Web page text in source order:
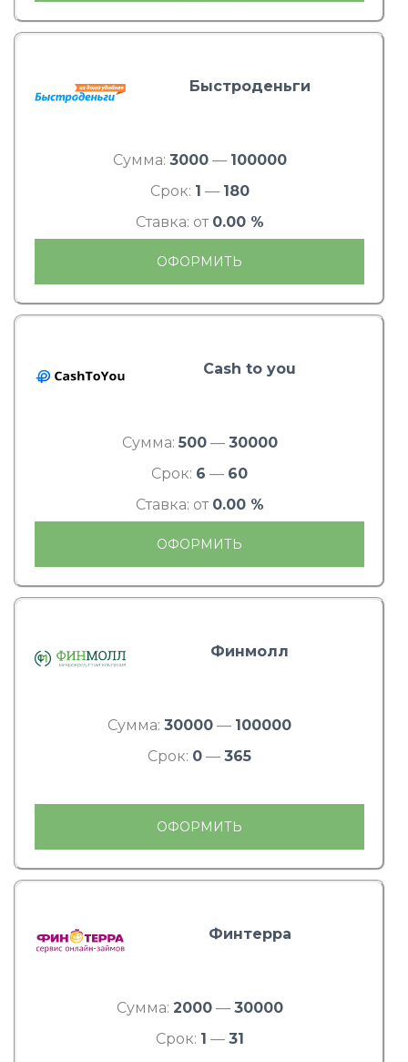
Быстроденьги
Сумма: 3000— 100000
Срок: 1 — 180
Ставка: от 0.00 %
ОФОРМИТЬ
Cash to you
Сумма: 500— 30000
Срок: 6 — 60
Ставка: от 0.00 %
ОФОРМИТЬ
Финмолл
Сумма: 30000 — 100000
Срок: 0 — 365
ОФОРМИТЬ
Финтерра
Сумма: 2000— 30000
Срок: 1 — 31